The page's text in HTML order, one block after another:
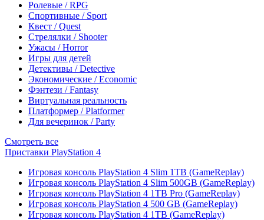
Ролевые / RPG
Спортивные / Sport
Квест / Quest
Стрелялки / Shooter
Ужасы / Horror
Игры для детей
Детективы / Detective
Экономические / Economic
Фэнтези / Fantasy
Виртуальная реальность
Платформер / Platformer
Для вечеринок / Party
Смотреть все
Приставки PlayStation 4
Игровая консоль PlayStation 4 Slim 1TB (GameReplay)
Игровая консоль PlayStation 4 Slim 500GB (GameReplay)
Игровая консоль PlayStation 4 1TB Pro (GameReplay)
Игровая консоль PlayStation 4 500 GB (GameReplay)
Игровая консоль PlayStation 4 1TB (GameReplay)